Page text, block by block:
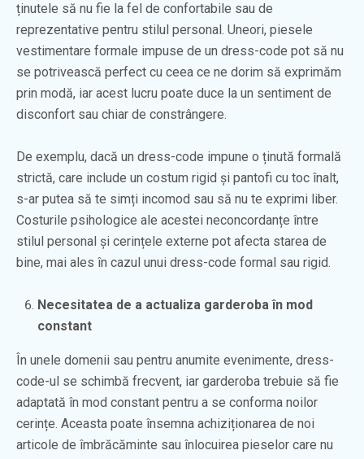
ținutele să nu fie la fel de confortabile sau de
reprezentative pentru stilul personal. Uneori, piesele
vestimentare formale impuse de un dress-code pot să nu
se potrivească perfect cu ceea ce ne dorim să exprimăm
prin modă, iar acest lucru poate duce la un sentiment de
disconfort sau chiar de constrângere.
De exemplu, dacă un dress-code impune o ținută formală
strictă, care include un costum rigid și pantofi cu toc înalt,
s-ar putea să te simți incomod sau să nu te exprimi liber.
Costurile psihologice ale acestei neconcordanțe între
stilul personal și cerințele externe pot afecta starea de
bine, mai ales în cazul unui dress-code formal sau rigid.
Necesitatea de a actualiza garderoba în mod
constant
În unele domenii sau pentru anumite evenimente, dress-
code-ul se schimbă frecvent, iar garderoba trebuie să fie
adaptată în mod constant pentru a se conforma noilor
cerințe. Aceasta poate însemna achiziționarea de noi
articole de îmbrăcăminte sau înlocuirea pieselor care nu